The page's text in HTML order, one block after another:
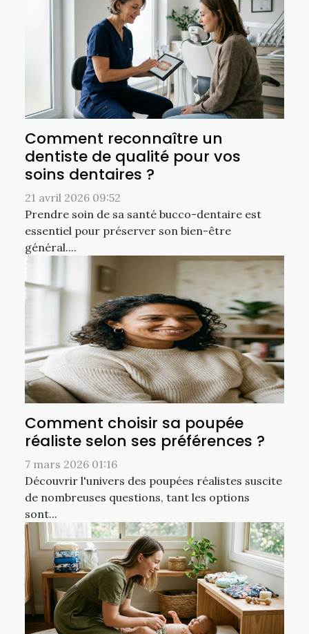
Comment reconnaître un
dentiste de qualité pour vos
soins dentaires ?
21 avril 2026 09:52
Prendre soin de sa santé bucco-dentaire est
essentiel pour préserver son bien-être
général....
Comment choisir sa poupée
réaliste selon ses préférences ?
7 mars 2026 01:16
Découvrir l'univers des poupées réalistes suscite
de nombreuses questions, tant les options
sont...